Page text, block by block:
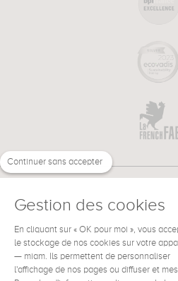
BESOIN D'AIDE ?
Continuer sans accepter
Gestion des cookies
En cliquant sur « OK pour moi », vous
le stockage de nos cookies sur votre
— miam. Ils permettent de personnaliser
l'affichage de nos pages ou diffuser et